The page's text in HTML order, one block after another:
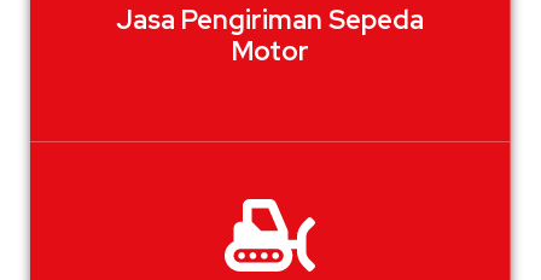
Jasa Pengiriman Sepeda
Motor